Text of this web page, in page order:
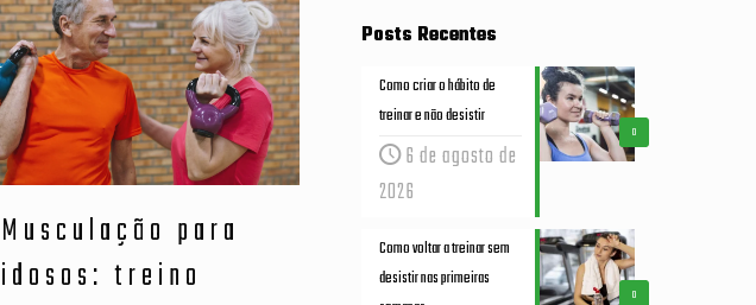
Musculação para
idosos: treino
Posts Recentes
0
Como criar o hábito de
treinar e não desistir
6 de agosto de
2026
0
Como voltar a treinar sem
desistir nas primeiras